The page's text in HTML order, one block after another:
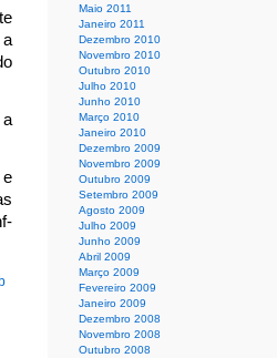
a
Maio 2011
Janeiro 2011
Dezembro 2010
Novembro 2010
Outubro 2010
Julho 2010
Junho 2010
Março 2010
Janeiro 2010
Dezembro 2009
Novembro 2009
Outubro 2009
Setembro 2009
Agosto 2009
Julho 2009
Junho 2009
Abril 2009
Março 2009
Fevereiro 2009
Janeiro 2009
Dezembro 2008
Novembro 2008
Outubro 2008